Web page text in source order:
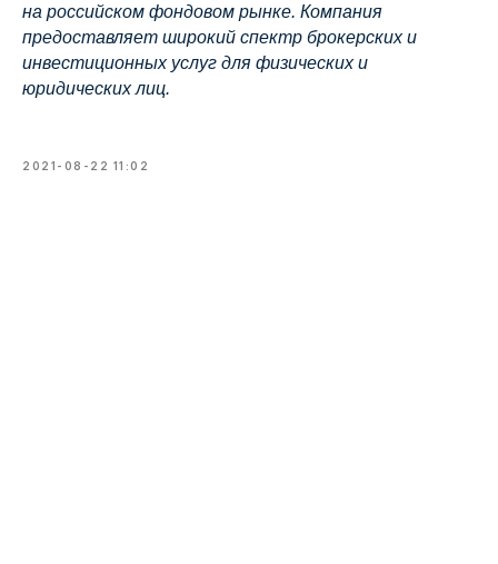
на российском фондовом рынке. Компания
предоставляет широкий спектр брокерских и
инвестиционных услуг для физических и
юридических лиц.
2021-08-22 11:02